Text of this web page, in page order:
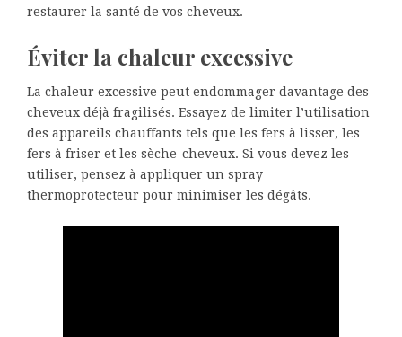
restaurer la santé de vos cheveux.
Éviter la chaleur excessive
La chaleur excessive peut endommager davantage des
cheveux déjà fragilisés. Essayez de limiter l’utilisation
des appareils chauffants tels que les fers à lisser, les
fers à friser et les sèche-cheveux. Si vous devez les
utiliser, pensez à appliquer un spray
thermoprotecteur pour minimiser les dégâts.